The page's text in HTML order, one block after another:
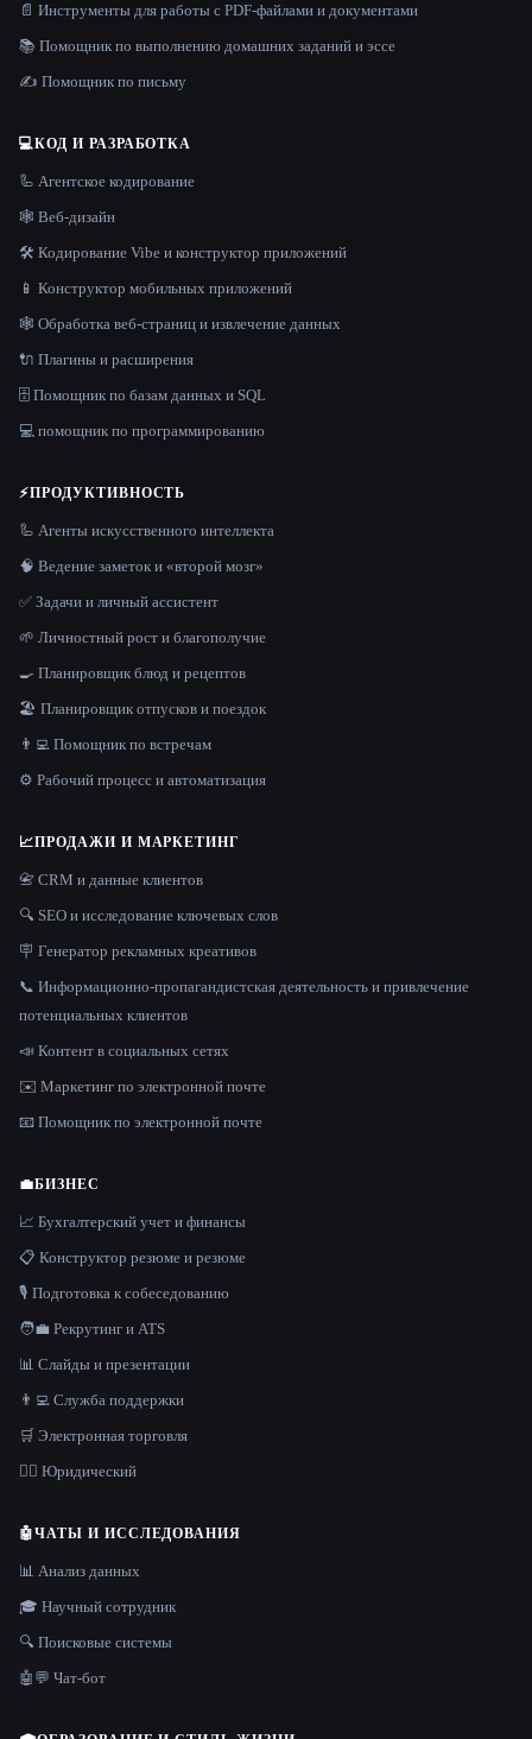
📄 Инструменты для работы с PDF-файлами и документами
📚 Помощник по выполнению домашних заданий и эссе
✍️ Помощник по письму
💻КОД И РАЗРАБОТКА
🦾 Агентское кодирование
🕸 Веб-дизайн
🛠️ Кодирование Vibe и конструктор приложений
📱 Конструктор мобильных приложений
🕸️ Обработка веб-страниц и извлечение данных
🔌 Плагины и расширения
🗄️ Помощник по базам данных и SQL
💻 помощник по программированию
⚡ПРОДУКТИВНОСТЬ
🦾 Агенты искусственного интеллекта
🧠 Ведение заметок и «второй мозг»
✅ Задачи и личный ассистент
🌱 Личностный рост и благополучие
🍳 Планировщик блюд и рецептов
🏖 Планировщик отпусков и поездок
👨‍💻 Помощник по встречам
⚙️ Рабочий процесс и автоматизация
📈ПРОДАЖИ И МАРКЕТИНГ
📇 CRM и данные клиентов
🔍 SEO и исследование ключевых слов
🪧 Генератор рекламных креативов
📞 Информационно-пропагандистская деятельность и привлечение
потенциальных клиентов
📣 Контент в социальных сетях
✉️ Маркетинг по электронной почте
📧 Помощник по электронной почте
💼БИЗНЕС
📈 Бухгалтерский учет и финансы
📋 Конструктор резюме и резюме
🎙️ Подготовка к собеседованию
🧑‍💼 Рекрутинг и ATS
📊 Слайды и презентации
👨‍💻 Служба поддержки
🛒 Электронная торговля
👩‍⚖️ Юридический
🤖ЧАТЫ И ИССЛЕДОВАНИЯ
📊 Анализ данных
🎓 Научный сотрудник
🔍 Поисковые системы
🤖💬 Чат-бот